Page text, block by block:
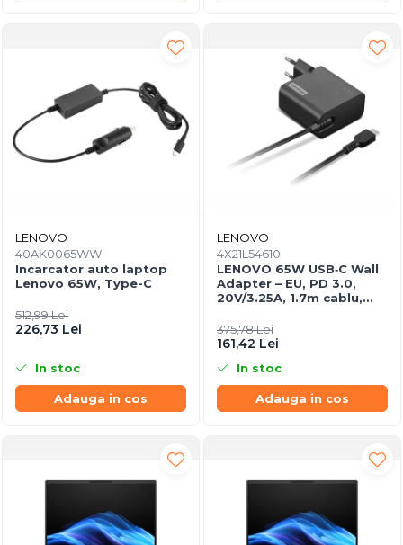
Componente
Plăci de baza
Plăci de Bază Amd
Plăci de Bază Intel
Procesoare
Procesoare Desktop
Stocare
HDD Externe
HDD Interne
SSD Externe
SSD Interne
Memorii
Memorii Flash
Surse de alimentare
LENOVO
40AK0065WW
Incarcator auto laptop
Lenovo 65W, Type-C
512,99 Lei
226,73 Lei
In stoc
Adauga in cos
LENOVO
4X21L54610
LENOVO 65W USB‑C Wall
Adapter – EU, PD 3.0,
20V/3.25A, 1.7m cablu,
375,78 Lei
161,42 Lei
In stoc
Adauga in cos